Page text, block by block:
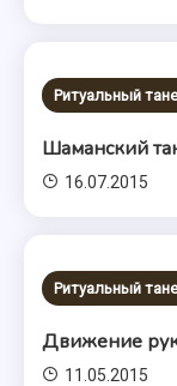
Ритуальный
Шаманский
16.07.2015
Ритуальный
Движение рук
11.05.2015